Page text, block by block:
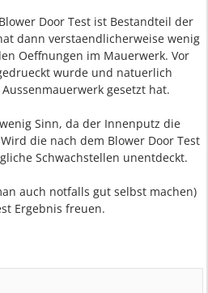
Door Test ist Bestandteil der
dann verstaendlicherweise wenig
Oeffnungen im Mauerwerk. Vor
wurde und natuerlich
gesetzt hat.
Sinn, da der Innenputz die
die nach dem Blower Door Test
Schwachstellen unentdeckt.
auch notfalls gut selbst machen)
Ergebnis freuen.